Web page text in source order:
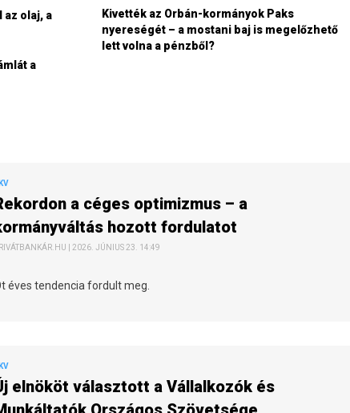
az olaj, a
a
Kivették az Orbán-kormányok Paks
nyereségét – a mostani baj is megelőzhető
lett volna a pénzből?
a céges optimizmus – a
hozott fordulatot
| 2026. JÚNIUS 23. 14:49
éves tendencia fordult meg.
elnököt választott a Vállalkozók és